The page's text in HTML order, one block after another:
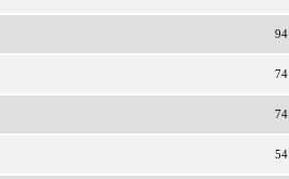
94
74
74
54